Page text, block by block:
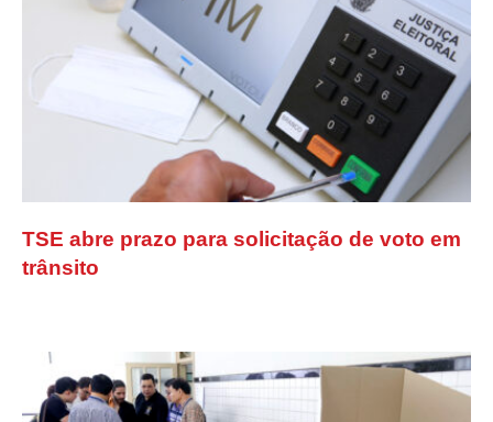
TSE abre prazo para solicitação de voto em
trânsito